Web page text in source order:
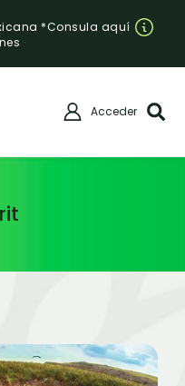
*Consula aquí
Acceder